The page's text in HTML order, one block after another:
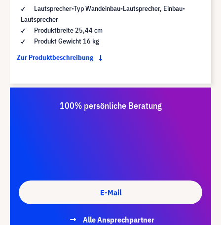
Lautsprecher-Typ Wandeinbau-Lautsprecher, Einbau-
Lautsprecher
Produktbreite 25,44 cm
Produkt Gewicht 16 kg
Zur Produktbeschreibung
100% persönliche Beratung
E-Mail
Alle Ansprechpartner